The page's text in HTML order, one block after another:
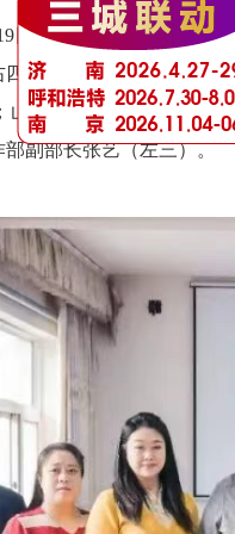
日，北京华艾鑫节能设
）；河北省城镇供热协
山东金诺国际会展有限
副部长张艺（左三）。